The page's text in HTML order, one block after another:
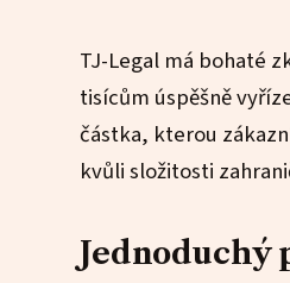
TJ-Legal má bohaté
tisícům úspěšně
částka, kterou
kvůli složitosti
Jednoduchý